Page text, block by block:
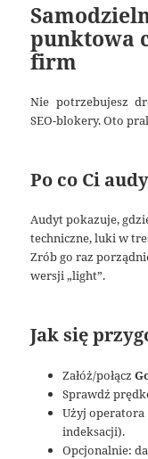
punktowa
firm
Nie potrzebujesz
SEO-blokery. Oto
Po co Ci
Audyt pokazuje,
techniczne, luki w
Zrób go raz
wersji „light”.
Jak się
Załóż/połącz
Sprawdź
Użyj operatora
indeksacji).
Opcjonalnie: